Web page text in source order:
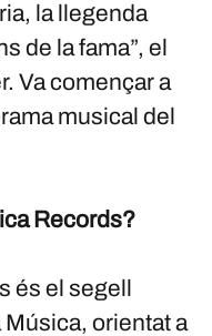
la llegenda
de la fama”, el
Va començar a
musical del
Records?
és el segell
orientat a